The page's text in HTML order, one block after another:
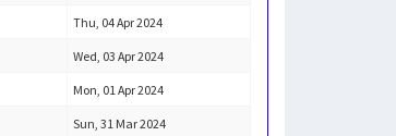
Thu, 04 Apr 2024
Wed, 03 Apr 2024
Mon, 01 Apr 2024
Sun, 31 Mar 2024